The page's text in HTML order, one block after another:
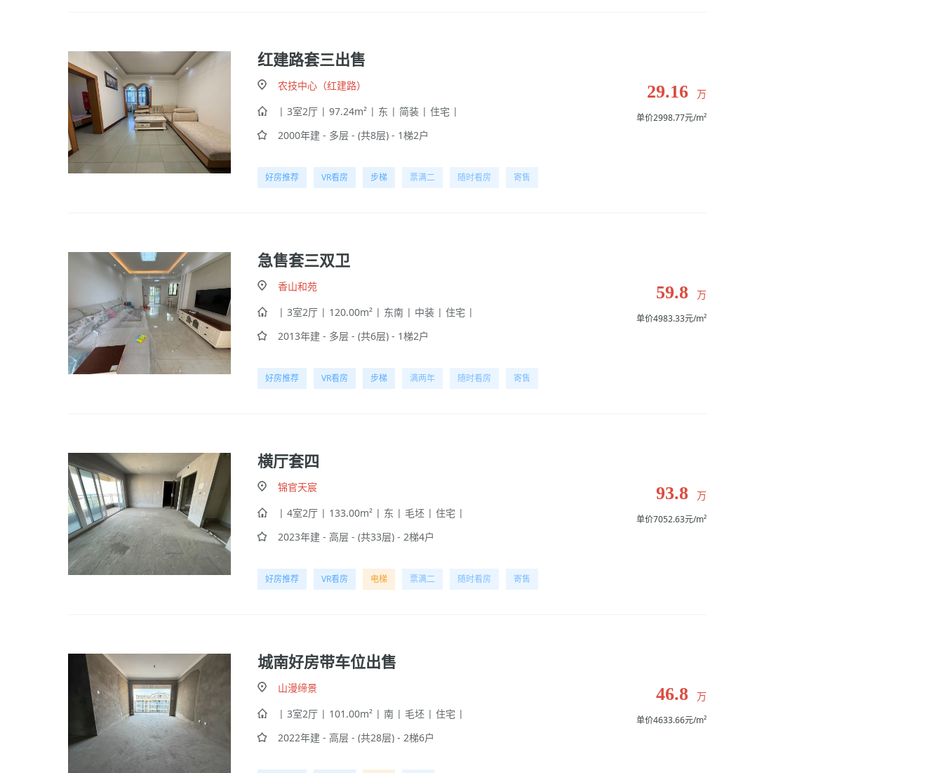
红建路套三出售
农技中心（红建路）
| 3室2厅 | 97.24m² | 东 | 简装 | 住宅 |
2000年建 - 多层 - (共8层) - 1梯2户
好房推荐 VR看房 步梯 票满二 随时看房 寄售
29.16 万
单价2998.77元/m²
急售套三双卫
香山和苑
| 3室2厅 | 120.00m² | 东南 | 中装 | 住宅 |
2013年建 - 多层 - (共6层) - 1梯2户
好房推荐 VR看房 步梯 满两年 随时看房 寄售
59.8 万
单价4983.33元/m²
横厅套四
锦官天宸
| 4室2厅 | 133.00m² | 东 | 毛坯 | 住宅 |
2023年建 - 高层 - (共33层) - 2梯4户
好房推荐 VR看房 电梯 票满二 随时看房 寄售
93.8 万
单价7052.63元/m²
城南好房带车位出售
山漫缔景
| 3室2厅 | 101.00m² | 南 | 毛坯 | 住宅 |
2022年建 - 高层 - (共28层) - 2梯6户
46.8 万
单价4633.66元/m²